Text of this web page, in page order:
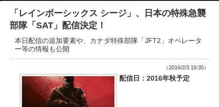
「レインボーシックス シージ」、日本の特殊急襲
部隊「SAT」配信決定！
本日配信の追加要素や、カナダ特殊部隊「JFT2」オペレータ
ー等の情報も公開
（2016/2/3 19:35）
配信日：2016年秋予定